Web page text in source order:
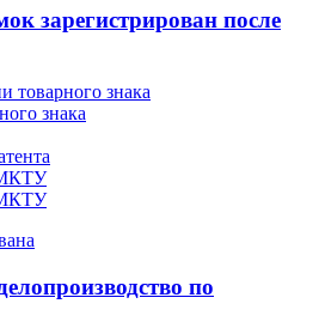
зарегистрирован после
товарного знака
знака
МКТУ
МКТУ
по